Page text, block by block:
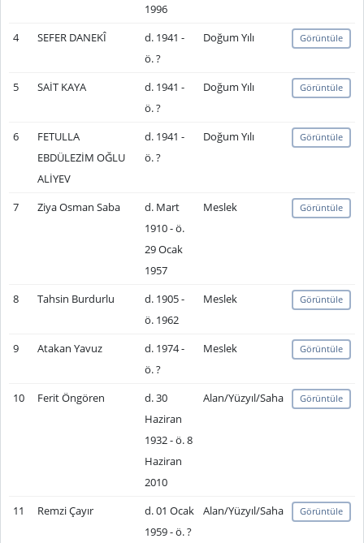
1996
4 SEFER DANEKÎ
d. 1941 -
ö. ?
Doğum Yılı Görüntüle
5 SAİT KAYA
d. 1941 -
ö. ?
Doğum Yılı Görüntüle
6
FETULLA
EBDÜLEZİM OĞLU
ALİYEV
d. 1941 -
ö. ?
Doğum Yılı Görüntüle
7 Ziya Osman Saba
d. Mart
1910 - ö.
29 Ocak
1957
Meslek Görüntüle
8 Tahsin Burdurlu
d. 1905 -
ö. 1962
Meslek Görüntüle
9 Atakan Yavuz
d. 1974 -
ö. ?
Meslek Görüntüle
10 Ferit Öngören
d. 30
Haziran
1932 - ö. 8
Haziran
2010
Alan/Yüzyıl/Saha Görüntüle
11 Remzi Çayır
d. 01 Ocak
1959 - ö. ?
Alan/Yüzyıl/Saha Görüntüle